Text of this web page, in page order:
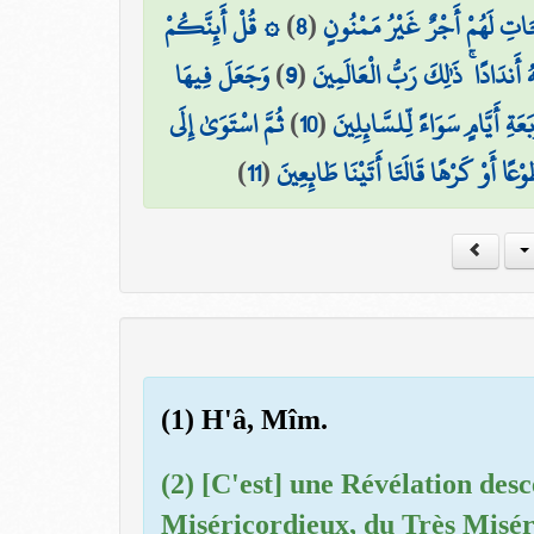
لَهُمْ أَجْرٌ غَيْرُ مَمْنُونٍ(
8
)۞ قُلْ أَئِنَّكُمْ
ذَٰلِكَ رَبُّ الْعَالَمِينَ(
9
)وَجَعَلَ فِيهَا
أَيَّامٍ سَوَاءً لِّلسَّائِلِينَ(
10
)ثُمَّ اسْتَوَىٰ إِلَى
أَوْ كَرْهًا قَالَتَا أَتَيْنَا طَائِعِينَ(
11
)
(1) H'â, Mîm.
(2) [C'est] une Révélation
Miséricordieux, du Très